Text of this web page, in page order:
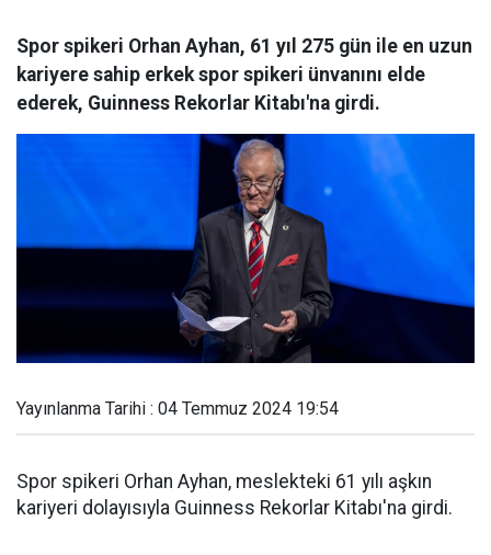
Spor spikeri Orhan Ayhan, 61 yıl 275 gün ile en uzun
kariyere sahip erkek spor spikeri ünvanını elde
ederek, Guinness Rekorlar Kitabı'na girdi.
Yayınlanma Tarihi : 04 Temmuz 2024 19:54
Spor spikeri Orhan Ayhan, meslekteki 61 yılı aşkın
kariyeri dolayısıyla Guinness Rekorlar Kitabı'na girdi.